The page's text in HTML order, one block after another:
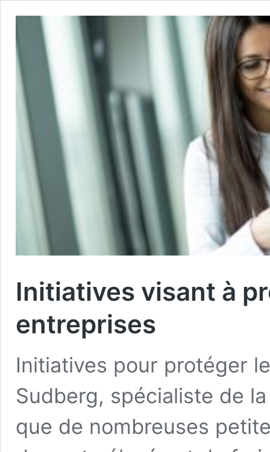
Initiatives visant à
entreprises
Initiatives pour protéger
Sudberg, spécialiste de
que de nombreuses